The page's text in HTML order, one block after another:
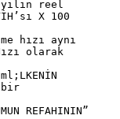
yılın reel
X 100
hızı aynı
olarak
bir
REFAHININ”